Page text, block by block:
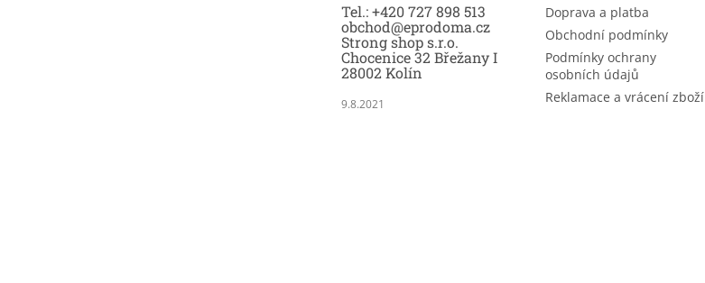
Tel.: +420 727 898 513
obchod@eprodoma.cz
Strong shop s.r.o.
Chocenice 32 Břežany I
28002 Kolín
9.8.2021
Doprava a platba
Obchodní podmínky
Podmínky ochrany
osobních údajů
Reklamace a vrácení zboží